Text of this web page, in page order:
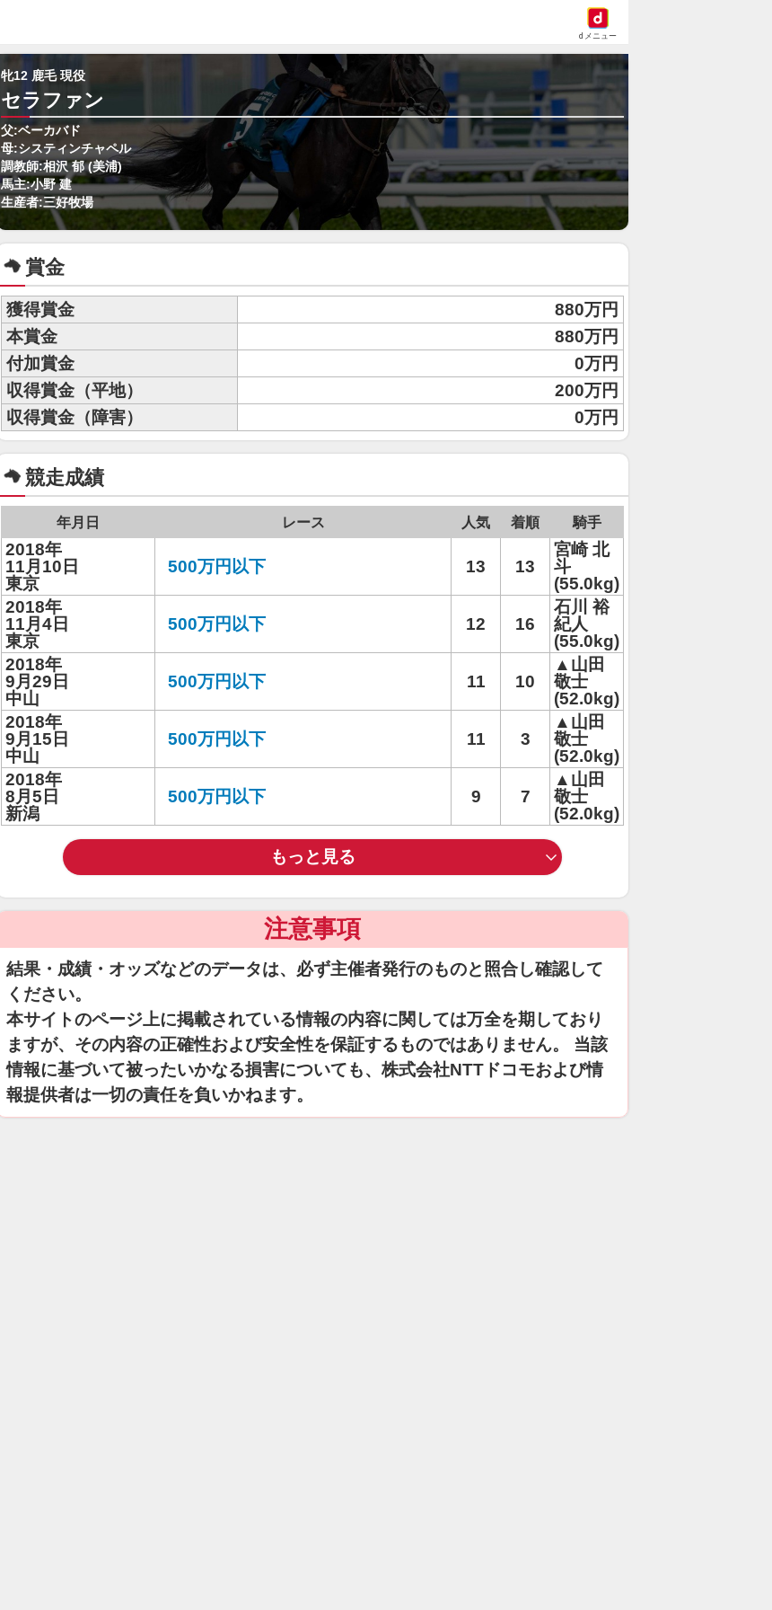
dメニュー
牝12 鹿毛 現役
セラファン
父:ベーカバド
母:システィンチャペル
調教師:相沢 郁 (美浦)
馬主:小野 建
生産者:三好牧場
賞金
獲得賞金
880万円
本賞金
880万円
付加賞金
0万円
収得賞金（平地）
200万円
収得賞金（障害）
0万円
競走成績
年月日 レース 人気 着順 騎手
2018年
11月10日
東京
500万円以下 13 13
宮崎 北
斗
(55.0kg)
2018年
11月4日
東京
500万円以下 12 16
石川 裕
紀人
(55.0kg)
2018年
9月29日
中山
500万円以下 11 10
▲山田
敬士
(52.0kg)
2018年
9月15日
中山
500万円以下 11 3
▲山田
敬士
(52.0kg)
2018年
8月5日
新潟
500万円以下 9 7
▲山田
敬士
(52.0kg)
もっと見る
注意事項
結果・成績・オッズなどのデータは、必ず主催者発行のものと照合し確認して
ください。
本サイトのページ上に掲載されている情報の内容に関しては万全を期しており
ますが、その内容の正確性および安全性を保証するものではありません。 当該
情報に基づいて被ったいかなる損害についても、株式会社NTTドコモおよび情
報提供者は一切の責任を負いかねます。